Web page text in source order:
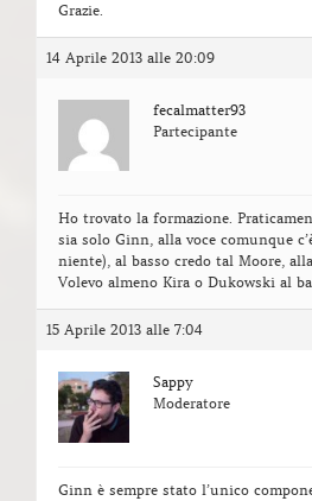
Grazie.
14 Aprile 2013 alle 20:09
fecalmatter93
Partecipante
Ho trovato la formazione.
sia solo Ginn, alla voce comunque
niente), al basso credo tal Moore,
Volevo almeno Kira o Dukowski al
15 Aprile 2013 alle 7:04
Sappy
Moderatore
Ginn è sempre stato l’unico